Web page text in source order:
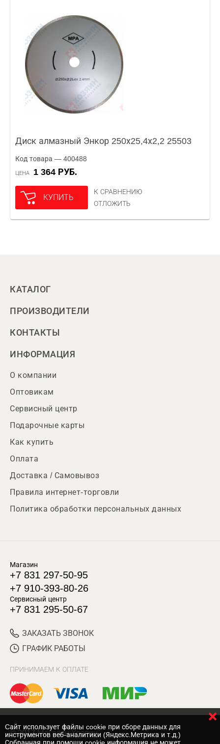
Диск алмазный Энкор 250х25,4х2,2 25503
Код товара — 400488
ЦЕНА 1 364 РУБ.
КУПИТЬ
К СРАВНЕНИЮ
ОТЛОЖИТЬ
КАТАЛОГ
ПРОИЗВОДИТЕЛИ
КОНТАКТЫ
ИНФОРМАЦИЯ
О компании
Оптовикам
Сервисный центр
Подарочные карты
Как купить
Оплата
Доставка / Самовывоз
Правила интернет-торговли
Политика обработки персональных данных
Магазин
+7 831 297-50-95
+7 910-393-80-26
Сервисный центр
+7 831 295-50-67
ЗАКАЗАТЬ ЗВОНОК
ГРАФИК РАБОТЫ
ПРИНИМАЕМ К ОПЛАТЕ
© 2017 Магазин Хозяин
Cайт использует файлы cookie при сборе данных для
инструментов веб-аналитики (Яндекс.Метрика и т.д.)